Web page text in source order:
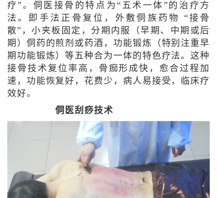
疗”。侗医接骨的特点为“五术一体”的治疗方
法。即手法正骨复位，外敷侗族药物 “接骨
散”，小夹板固定，分期内服（早期、中期或后
期）侗药的煎剂或药酒，功能锻炼（特别注重早
期功能锻炼）等五种合为一体的特色疗法。这种
接骨技术复位率高，骨痂形成快，愈合过程加
速，功能恢复好，花费少，病人易接受，临床疗
效好。
侗医刮痧技术